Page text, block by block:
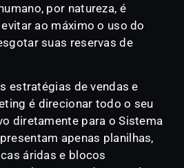
por natureza, é
ao máximo o uso do
suas reservas de
estratégias de vendas e
é direcionar todo o seu
diretamente para o Sistema
apenas planilhas,
áridas e blocos